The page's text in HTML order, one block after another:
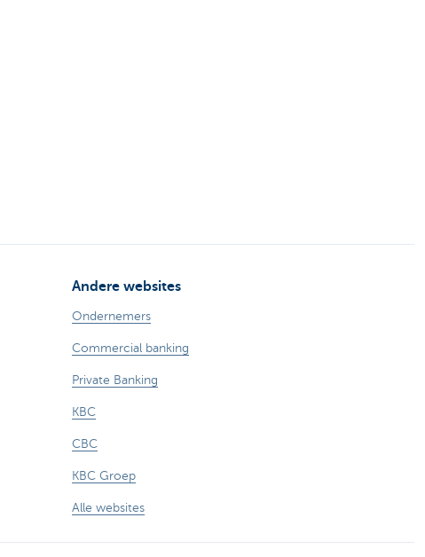
Andere websites
Ondernemers
Commercial banking
Private Banking
KBC
CBC
KBC Groep
Alle websites